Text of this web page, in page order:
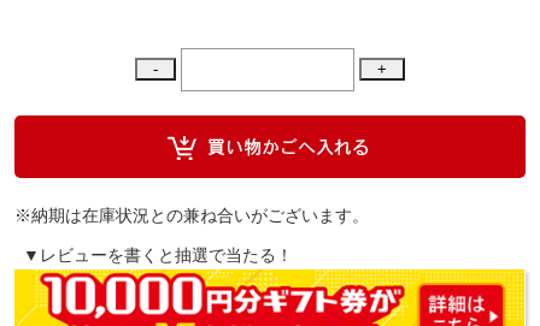
※納期は在庫状況との兼ね合いがございます。
▼レビューを書くと抽選で当たる！